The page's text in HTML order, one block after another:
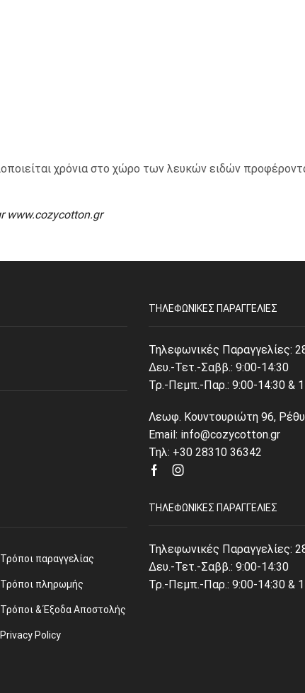
χρόνια στο χώρο των λευκών ειδών
www.cozycotton.gr
Τρόποι παραγγελίας
Τρόποι πληρωμής
Τρόποι & Έξοδα Αποστολής
Privacy Policy
ΤΗΛΕΦΩΝΙΚΈΣ ΠΑΡΑΓΓΕΛΊΕΣ
Τηλεφωνικές Παραγγελίες:
Δευ.-Τετ.-Σαββ.: 9:00-14:30
Τρ.-Πεμπ.-Παρ.: 9:00-14:30 &
Λεωφ. Κουντουριώτη 96,
Email: info@cozycotton.gr
Τηλ: +30 28310 36342
FacebookInstagram
ΤΗΛΕΦΩΝΙΚΈΣ ΠΑΡΑΓΓΕΛΊΕΣ
Τηλεφωνικές Παραγγελίες:
Δευ.-Τετ.-Σαββ.: 9:00-14:30
Τρ.-Πεμπ.-Παρ.: 9:00-14:30 &